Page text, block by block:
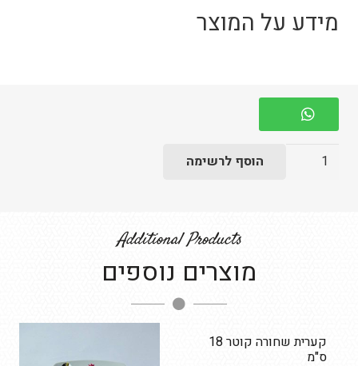
מידע על המוצר
כמות
הוסף לרשימה
Additional Products
מוצרים נוספים
קערית שחורה קוטר 18